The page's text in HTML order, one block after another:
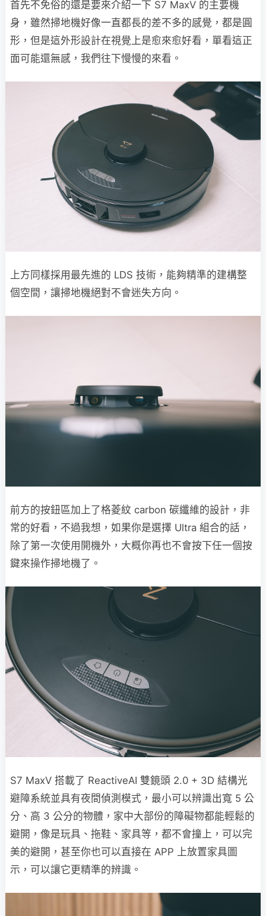
首先不免俗的還是要來介紹一下 S7 MaxV 的主要機
身，雖然掃地機好像一直都長的差不多的感覺，都是圓
形，但是這外形設計在視覺上是愈來愈好看，單看這正
面可能還無感，我們往下慢慢的來看。
上方同樣採用最先進的 LDS 技術，能夠精準的建構整
個空間，讓掃地機絕對不會迷失方向。
前方的按鈕區加上了格菱紋 carbon 碳纖維的設計，非
常的好看，不過我想，如果你是選擇 Ultra 組合的話，
除了第一次使用開機外，大概你再也不會按下任一個按
鍵來操作掃地機了。
S7 MaxV 搭載了 ReactiveAI 雙鏡頭 2.0 + 3D 結構光
避障系統並具有夜間偵測模式，最小可以辨識出寬 5 公
分、高 3 公分的物體，家中大部份的障礙物都能輕鬆的
避開，像是玩具、拖鞋、家具等，都不會撞上，可以完
美的避開，甚至你也可以直接在 APP 上放置家具圖
示，可以讓它更精準的辨識。